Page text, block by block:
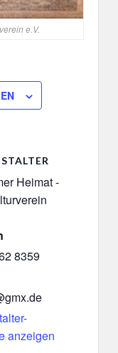
e.V.
Heimat -
8359
anzeigen